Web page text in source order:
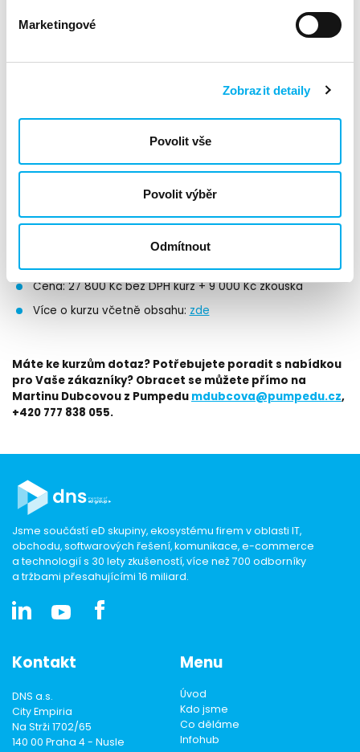
Marketingové
Zobrazit detaily
Povolit vše
Povolit výběr
Odmítnout
Více o školícím programu Architekt kybernetické
zde
Investice do kurzu a certifikace CompTIA Security+ přináší
pomáhá minimalizovat bezpečnostní rizika.
Cena: 27 800 Kč bez DPH kurz + 9 000 Kč zkouška
Více o kurzu včetně obsahu:zde
Máte ke kurzům dotaz? Potřebujete poradit s nabídkou
pro Vaše zákazníky? Obracet se můžete přímo na
Martinu Dubcovou z Pumpedumdubcova@pumpedu.cz,
+420 777 838 055.
Jsme součástí eD skupiny, ekosystému firem v oblasti IT,
obchodu, softwarových řešení, komunikace, e-commerce
a technologií s 30 lety zkušeností, více než 700 odborníky
a tržbami přesahujícími 16 miliard.
Kontakt
DNS a.s.
City Empiria
Na Strži 1702/65
140 00 Praha 4 - Nusle
Menu
Úvod
Kdo jsme
Co děláme
Infohub